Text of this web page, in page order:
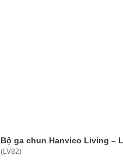
Bộ ga chun Hanvico Living –
(LV82)